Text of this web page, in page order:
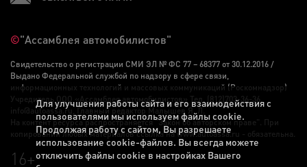
©"Ассамблея автомобилистов"
Свидетельство о регистрации СМИ ЭЛ № ФС 77 – 68377 от 30.12.2016 /
Выдано Федеральной службой по надзору в сфере связи,
информационных технологий и массовых коммуникаций (Роскомнадзор)
Учредитель ООО «Ассамблея автомобилистов» Тел. (812)703-36-36,
info@autoassa.ru, Главный редактор Малышев Я. Л.
На контент ресурса распространяется "Закон об авторском праве". При
копировании любых материалов ссылка на www.autoassa.ru - обязательна.
16+
Для улучшения работы сайта и его взаимодействия с
пользователями мы используем файлы cookie.
Продолжая работу с сайтом, Вы разрешаете
использование cookie-файлов. Вы всегда можете
отключить файлы cookie в настройках Вашего